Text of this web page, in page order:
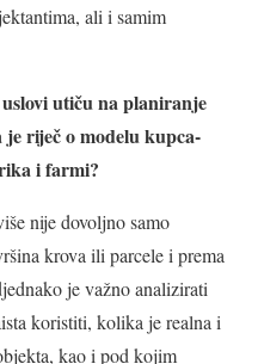
ali i samim
utiču na planiranje
je riječ o modelu kupca-
i farmi?
nije dovoljno samo
krova ili parcele i prema
je važno analizirati
koristiti, kolika je realna i
kao i pod kojim